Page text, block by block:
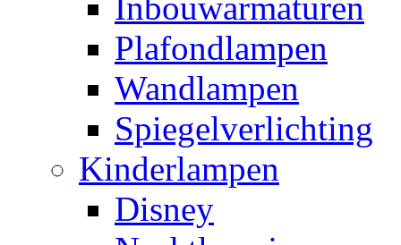
Plafondlampen
Wandlampen
Spiegelverlichting
Kinderlampen
Disney